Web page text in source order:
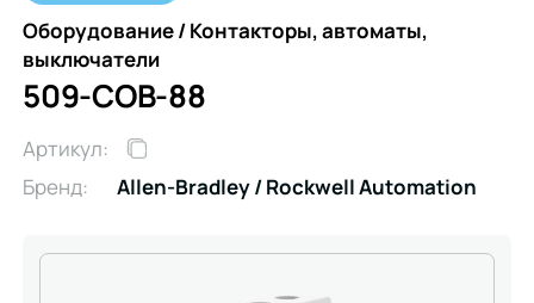
Оборудование / Контакторы, автоматы,
выключатели
509-COB-88
Артикул:
Бренд:
Allen-Bradley / Rockwell Automation